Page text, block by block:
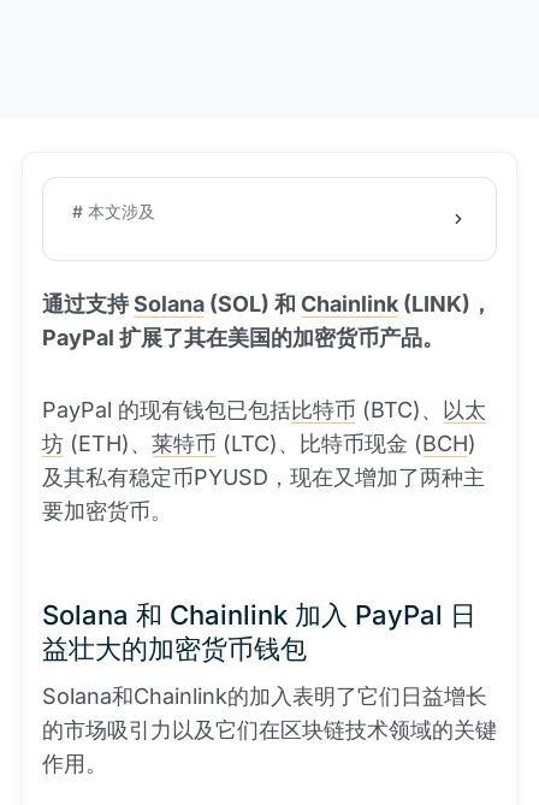
# 本文涉及
通过支持Solana (SOL) 和 Chainlink (LINK)，
PayPal 扩展了其在美国的加密货币产品。
PayPal 的现有钱包已包括比特币 (BTC)、
以太
坊 (ETH)、 莱特币 (LTC)、比特币现金 (BCH)
及其私有稳定币PYUSD，现在又增加了两种主
要加密货币。
Solana 和 Chainlink 加入 PayPal 日
益壮大的加密货币钱包
Solana和Chainlink的加入表明了它们日益增长
的市场吸引力以及它们在区块链技术领域的关键
作用。